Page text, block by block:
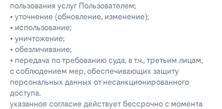
пользования услуг Пользователем;
• уточнение (обновление, изменение);
• использование;
• уничтожение;
• обезличивание;
• передача по требованию суда, в т.ч., третьим лицам,
с соблюдением мер, обеспечивающих защиту
персональных данных от несанкционированного
доступа.
указанное согласие действует бессрочно с момента